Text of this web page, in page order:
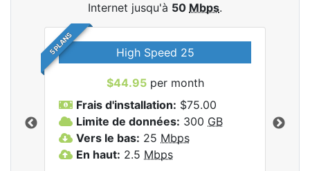
Internet jusqu'à 50 Mbps.
5 PLANS High Speed 25
$44.95per month
Frais d'installation: $75.00
Limite de données: 300 GB
Vers le bas: 25 Mbps
En haut: 2.5 Mbps